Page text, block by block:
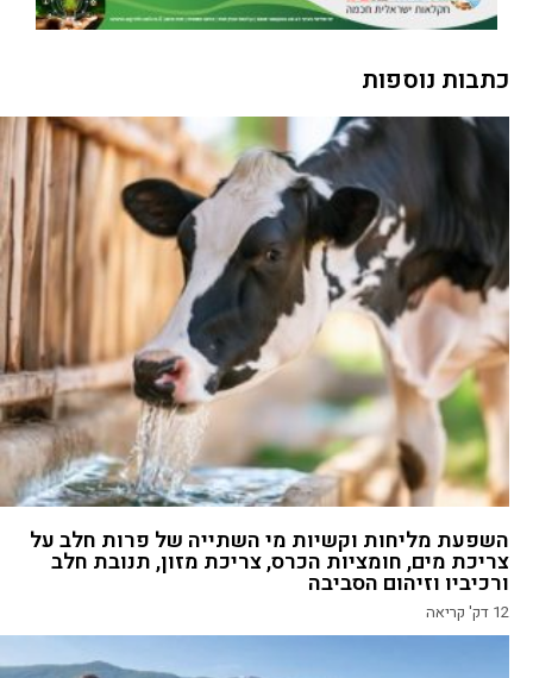
כתבות נוספות
השפעת מליחות וקשיות מי השתייה של פרות חלב על
צריכת מים, חומציות הכרס, צריכת מזון, תנובת חלב
ורכיביו וזיהום הסביבה
12 דק' קריאה